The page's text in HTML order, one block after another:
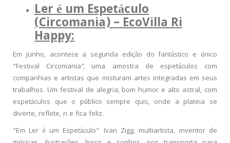
Ler é um Espetáculo
(Circomania) –EcoVilla Ri
Happy:
Em junho, acontece a segunda edição do fantástico e único
“Festival Circomania”, uma amostra de espetáculos com
companhias e artistas que misturam artes integradas em seus
trabalhos. Um festival de alegria, bom humor e alto astral, com
espetáculos que o público sempre quis, onde a plateia se
diverte, reflete, ri e fica feliz.
“Em Ler é um Espetáculo” Ivan Zigg, multiartista, inventor de